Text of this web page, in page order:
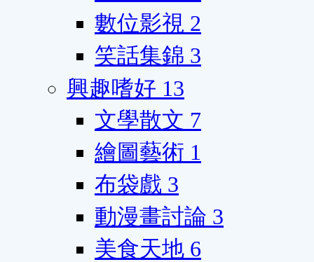
數位影視 2
笑話集錦 3
興趣嗜好 13
文學散文 7
繪圖藝術 1
布袋戲 3
動漫畫討論 3
美食天地 6